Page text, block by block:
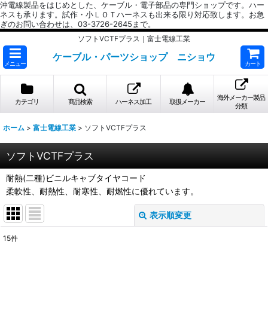
沖電線製品をはじめとした、ケーブル・電子部品の専門ショップです。ハー
ネスも承ります。試作・小ＬＯＴハーネスも出来る限り対応致します。お急
ぎのお問い合わせは、03-3726-2645まで。
ソフトVCTFプラス｜富士電線工業
メニュー
ケーブル・パーツショップ ニショウ
カート
カテゴリ 商品検索 ハーネス加工 取扱メーカー
海外メーカー製品
分類
ホーム > 富士電線工業 > ソフトVCTFプラス
ソフトVCTFプラス
耐熱(二種)ビニルキャブタイヤコード
柔軟性、耐熱性、耐寒性、耐燃性に優れています。
表示順変更
15件